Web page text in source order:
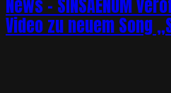
News – SINSAENUM
Video zu neuem Song